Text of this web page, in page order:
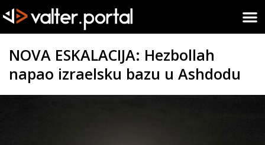
NOVA ESKALACIJA: Hezbollah
napao izraelsku bazu u Ashdodu